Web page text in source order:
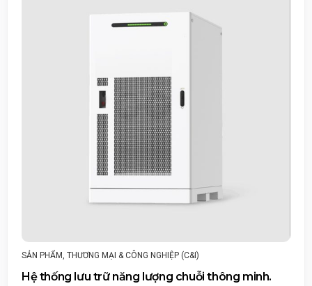
& CÔNG NGHIỆP (C&I)
lượng chuỗi thông minh.